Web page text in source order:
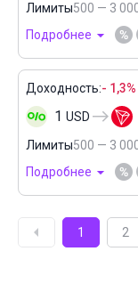
Лимиты500 — 3
Подробнее
Доходность:- 1,3%
1 USD
Лимиты500 — 3
Подробнее
1 2